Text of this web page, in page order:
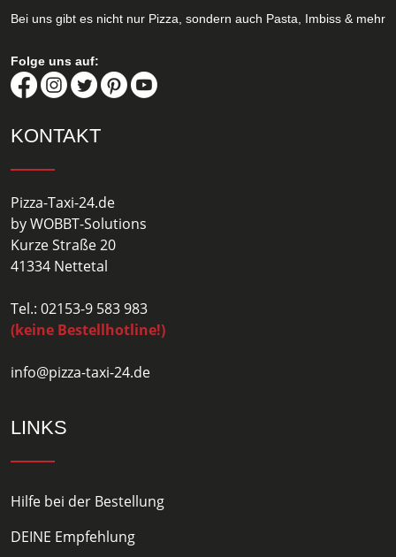
Bei uns gibt es nicht nur Pizza, sondern auch Pasta, Imbiss & mehr
Folge uns auf:
KONTAKT
Pizza-Taxi-24.de
by WOBBT-Solutions
Kurze Straße 20
41334 Nettetal
Tel.: 02153-9 583 983
(keine Bestellhotline!)
info@pizza-taxi-24.de
LINKS
Hilfe bei der Bestellung
DEINE Empfehlung